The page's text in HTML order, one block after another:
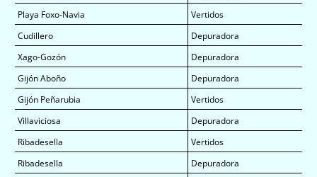
Playa Foxo-Navia
Vertidos
Cudillero
Depuradora
Xago-Gozón
Depuradora
Gijón Aboño
Depuradora
Gijón Peñarubia
Vertidos
Villaviciosa
Depuradora
Ribadesella
Vertidos
Ribadesella
Depuradora